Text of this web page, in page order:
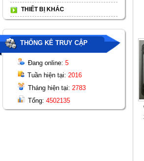
THIẾT BỊ KHÁC
THỐNG KÊ TRUY CẬP
Đang online: 5
Tuần hiện tại: 2016
Tháng hiện tại: 2783
Tổng: 4502135